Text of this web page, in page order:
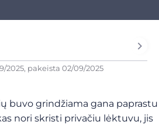
2025, pakeista 02/09/2025
buvo grindžiama gana paprastu
nori skristi privačiu lėktuvu, jis